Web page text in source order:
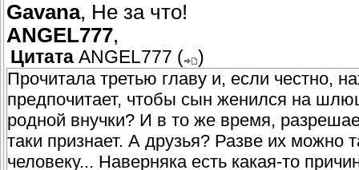
Gavana, Не за что!
ANGEL777,
Цитата ANGEL777 (
)
Прочитала третью главу и, если честно,
предпочитает, чтобы сын женился на
родной внучки? И в то же время,
таки признает. А друзья? Разве их можно
человеку... Наверняка есть какая-то